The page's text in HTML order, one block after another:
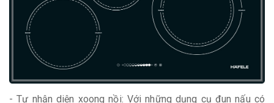
- Tự nhận diện xoong nồi: Với những dụng cụ đun nấu có